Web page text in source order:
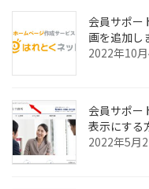
会員サポー
画を追加し
2022年10
会員サポー
表示にする
2022年5月